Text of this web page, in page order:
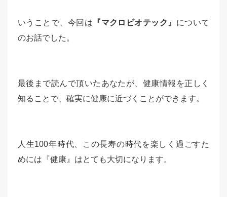
いうことで、今回は 『マクロビオテック』 について
のお話でした。
最後まで読んで頂いたあなたが、健康情報を正しく
知ることで、確実に健康に近づくことができます。
人生100年時代、この長寿の時代を楽しく過ごすた
めには『健康』はとても大切になります。